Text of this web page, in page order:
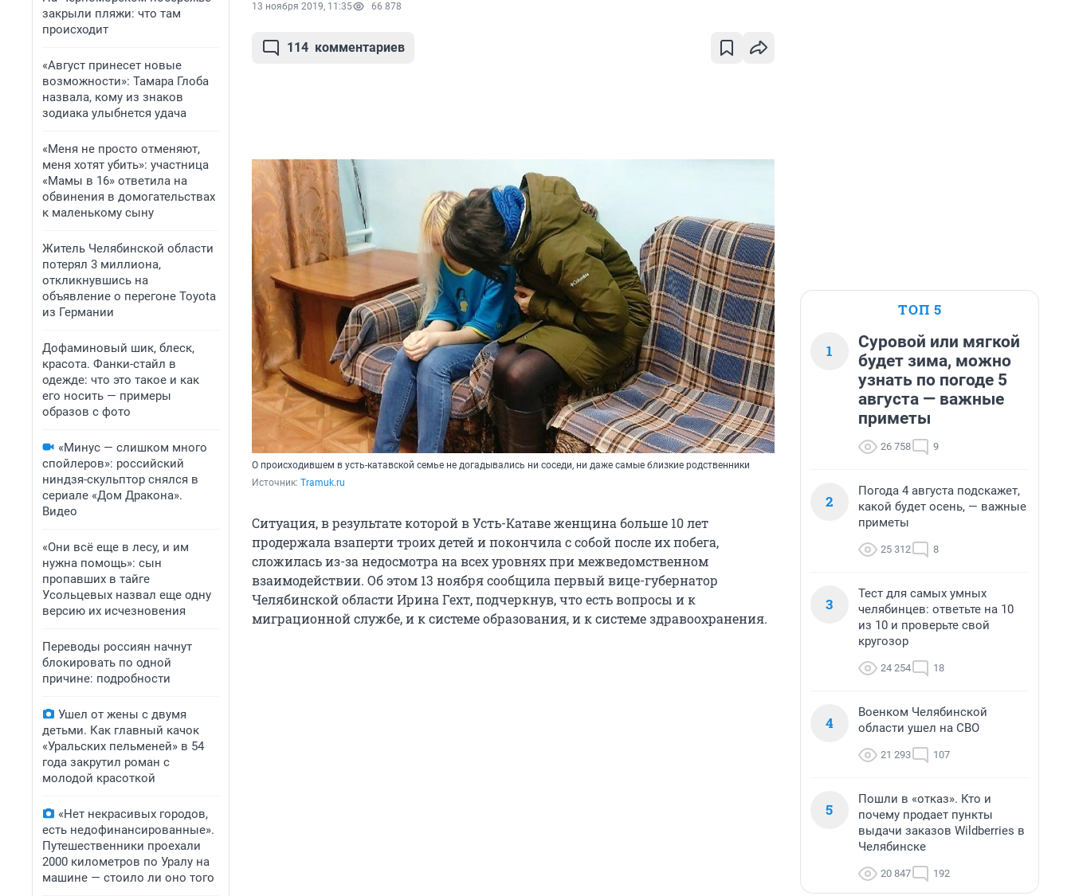
закрыли пляжи: что там
происходит
«Август принесет новые
возможности»: Тамара Глоба
назвала, кому из знаков
зодиака улыбнется удача
«Меня не просто отменяют,
меня хотят убить»: участница
«Мамы в 16» ответила на
обвинения в домогательствах
к маленькому сыну
Житель Челябинской области
потерял 3 миллиона,
откликнувшись на
объявление о перегоне Toyota
из Германии
Дофаминовый шик, блеск,
красота. Фанки-стайл в
одежде: что это такое и как
его носить — примеры
образов с фото
«Минус — слишком много
спойлеров»: российский
ниндзя-скульптор снялся в
сериале «Дом Дракона».
Видео
«Они всё еще в лесу, и им
нужна помощь»: сын
пропавших в тайге
Усольцевых назвал еще одну
версию их исчезновения
Переводы россиян начнут
блокировать по одной
причине: подробности
Ушел от жены с двумя
детьми. Как главный качок
«Уральских пельменей» в 54
года закрутил роман с
молодой красоткой
«Нет некрасивых городов,
есть недофинансированные».
Путешественники проехали
2000 километров по Уралу на
машине — стоило ли оно того
13 ноября 2019, 11:35 66 878
114 комментариев
О происходившем в усть-катавской семье не догадывались ни соседи, ни даже самые близкие родственники
Источник: Tramuk.ru
Ситуация, в результате которой в Усть-Катаве женщина больше 10 лет
продержала взаперти троих детей и покончила с собой после их побега,
сложилась из-за недосмотра на всех уровнях при межведомственном
взаимодействии. Об этом 13 ноября сообщила первый вице-губернатор
Челябинской области Ирина Гехт, подчеркнув, что есть вопросы и к
миграционной службе, и к системе образования, и к системе здравоохранения.
ТОП 5
1
Суровой или мягкой
будет зима, можно
узнать по погоде 5
августа — важные
приметы
26 758 9
2
Погода 4 августа подскажет,
какой будет осень, — важные
приметы
25 312 8
3
Тест для самых умных
челябинцев: ответьте на 10
из 10 и проверьте свой
кругозор
24 254 18
4
Военком Челябинской
области ушел на СВО
21 293 107
5
Пошли в «отказ». Кто и
почему продает пункты
выдачи заказов Wildberries в
Челябинске
20 847 192